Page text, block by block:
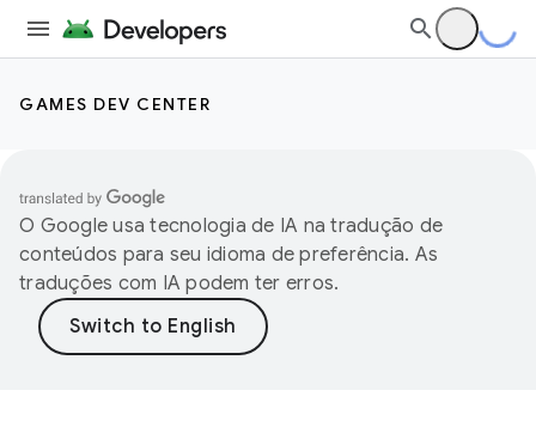
GAMES DEV CENTER
O Google usa tecnologia de IA na tradução de
conteúdos para seu idioma de preferência. As
traduções com IA podem ter erros.